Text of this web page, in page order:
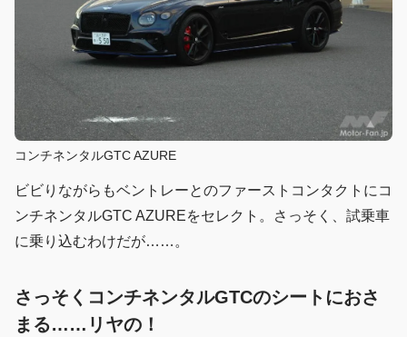
コンチネンタルGTC AZURE
ビビりながらもベントレーとのファーストコンタクトにコ
ンチネンタルGTC AZUREをセレクト。さっそく、試乗車
に乗り込むわけだが……。
さっそくコンチネンタルGTCのシートにおさ
まる……リヤの！